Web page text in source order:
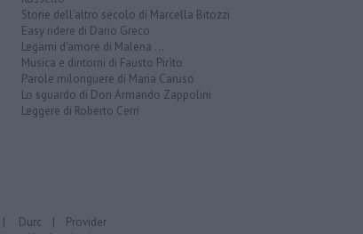
Storie dell'altro secolo di Marcella Bitozzi
Easy ridere di Dario Greco
Legami d'amore di Malena ...
Musica e dintorni di Fausto Pirìto
Parole milonguere di Maria Caruso
Lo sguardo di Don Armando Zappolini
Leggere di Roberto Cerri
| Durc | Provider